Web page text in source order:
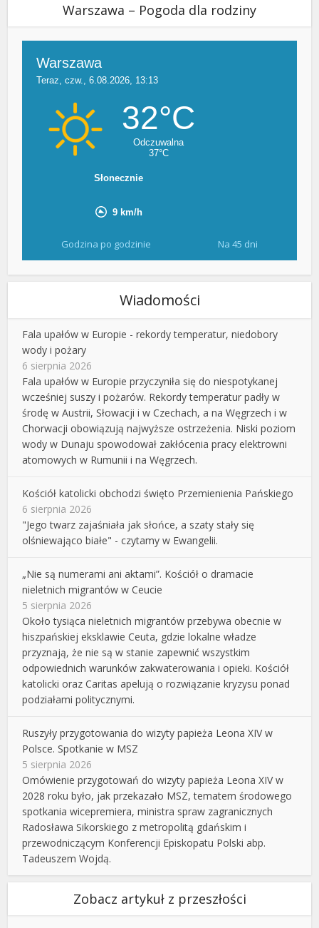
Warszawa – Pogoda dla rodziny
Godzina po godzinie Na 45 dni
Wiadomości
Fala upałów w Europie - rekordy temperatur, niedobory
wody i pożary
6 sierpnia 2026
Fala upałów w Europie przyczyniła się do niespotykanej
wcześniej suszy i pożarów. Rekordy temperatur padły w
środę w Austrii, Słowacji i w Czechach, a na Węgrzech i w
Chorwacji obowiązują najwyższe ostrzeżenia. Niski poziom
wody w Dunaju spowodował zakłócenia pracy elektrowni
atomowych w Rumunii i na Węgrzech.
Kościół katolicki obchodzi święto Przemienienia Pańskiego
6 sierpnia 2026
"Jego twarz zajaśniała jak słońce, a szaty stały się
olśniewająco białe" - czytamy w Ewangelii.
„Nie są numerami ani aktami”. Kościół o dramacie
nieletnich migrantów w Ceucie
5 sierpnia 2026
Około tysiąca nieletnich migrantów przebywa obecnie w
hiszpańskiej eksklawie Ceuta, gdzie lokalne władze
przyznają, że nie są w stanie zapewnić wszystkim
odpowiednich warunków zakwaterowania i opieki. Kościół
katolicki oraz Caritas apelują o rozwiązanie kryzysu ponad
podziałami politycznymi.
Ruszyły przygotowania do wizyty papieża Leona XIV w
Polsce. Spotkanie w MSZ
5 sierpnia 2026
Omówienie przygotowań do wizyty papieża Leona XIV w
2028 roku było, jak przekazało MSZ, tematem środowego
spotkania wicepremiera, ministra spraw zagranicznych
Radosława Sikorskiego z metropolitą gdańskim i
przewodniczącym Konferencji Episkopatu Polski abp.
Tadeuszem Wojdą.
Zobacz artykuł z przeszłości